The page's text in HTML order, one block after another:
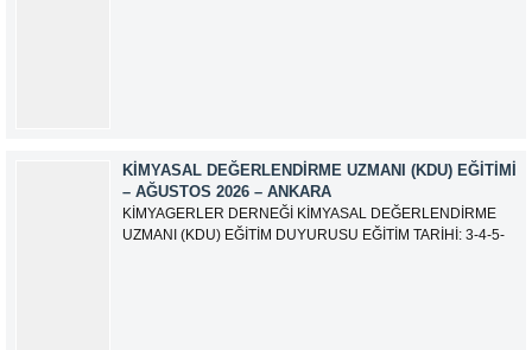
KIMYASAL DEĞERLENDIRME UZMANI (KDU) EĞITIMI
– AĞUSTOS 2026 – ANKARA
KİMYAGERLER DERNEĞİ KİMYASAL DEĞERLENDİRME
UZMANI (KDU) EĞİTİM DUYURUSU EĞİTİM TARİHİ: 3-4-5-